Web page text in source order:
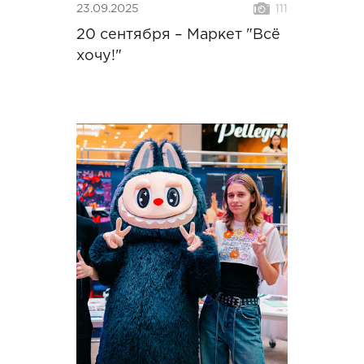
23.09.2025
20 сентября – Маркет "Всё
хочу!"